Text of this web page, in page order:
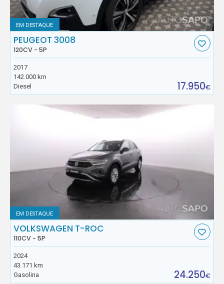
EM DESTAQUE
PEUGEOT 3008
120CV - 5P
2017
142.000 km
Diesel
17.950€
EM DESTAQUE
VOLKSWAGEN T-ROC
110CV - 5P
2024
43.171 km
Gasolina
24.250€